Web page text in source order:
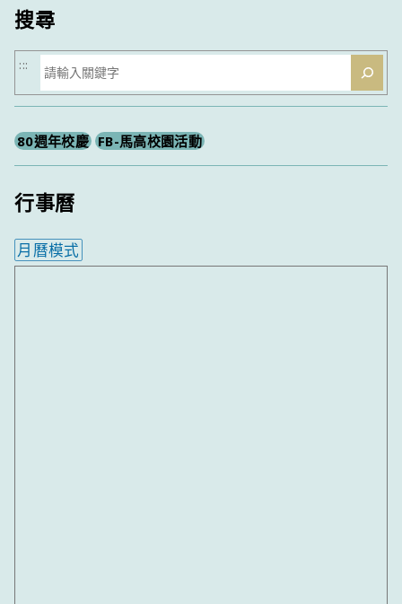
搜尋
搜
尋
:::
80週年校慶 FB-馬高校園活動
行事曆
月曆模式